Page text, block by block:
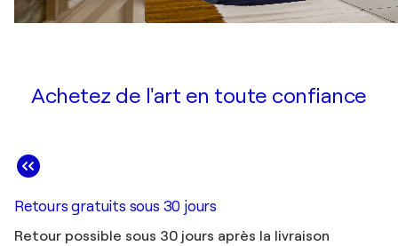
Achetez de l'art en toute confiance
Retours gratuits sous 30 jours
Retour possible sous 30 jours après la livraison